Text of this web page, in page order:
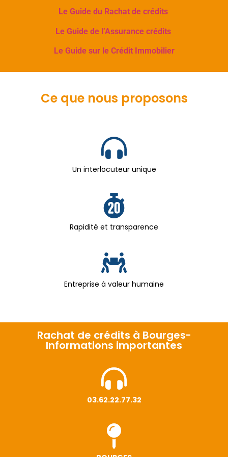
Le Guide du Rachat de crédits
Le Guide de l’Assurance crédits
Le Guide sur le Crédit Immobilier
Ce que nous proposons
Un interlocuteur unique
Rapidité et transparence
Entreprise à valeur humaine
Rachat de crédits à Bourges-
Informations importantes
03.62.22.77.32